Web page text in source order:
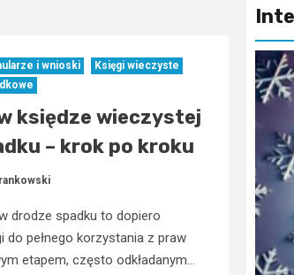
i wnioski
Księgi wieczyste
księdze wieczystej
– krok po kroku
drodze spadku to dopiero
pełnego korzystania z praw
etapem, często odkładanym...